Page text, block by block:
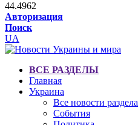
44.4962
Авторизация
Поиск
UA
ВСЕ РАЗДЕЛЫ
Главная
Украина
Все новости раздела
События